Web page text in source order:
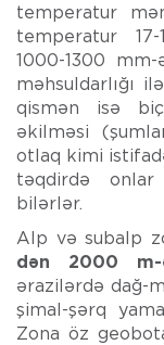
temperatur
temperatur 17-
1000-1300
məhsuldarlığı
qismən isə
əkilməsi
otlaq kimi
təqdirdə
bilərlər.
Alp və subalp
dən 2000 m-
ərazilərdə dağ-
şimal-şərq
Zona öz